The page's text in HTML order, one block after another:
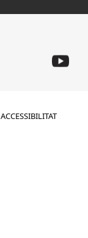
ACCESSIBILITAT